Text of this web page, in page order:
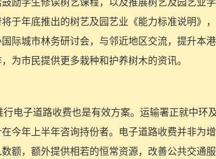
于年底推出的树艺及园艺业《能力标准说明》
际城市林务研讨会，与邻近地区交流，提升本
为市民提供更多栽种和护养树木的资讯。
电子道路收费也是有效方案。运输署正就中环
今年上半年咨询持份者。电子道路收费并非为
额，额外提供相若的恒常资源，改善公共交通